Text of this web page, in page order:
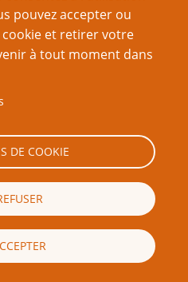
le
et de s’assurer que
Pour tous ceux qui n’y
arguties sont, au mieux
qu’une seule fois ;
sont faillibles, le MJ
attentif à ces
objectifs sont
signifie
le MJ doit parvenir à
désir d’ouverture à
pouvez accepter ou
et retirer votre
à tout moment dans
DE COOKIE